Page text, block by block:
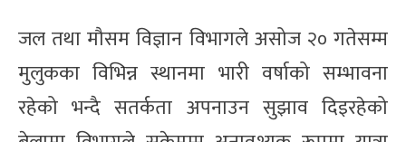
जल तथा मौसम विज्ञान विभागले असोज २० गतेसम्म
मुलुकका विभिन्न स्थानमा भारी वर्षाको सम्भावना
रहेको भन्दै सतर्कता अपनाउन सुझाव दिइरहेको